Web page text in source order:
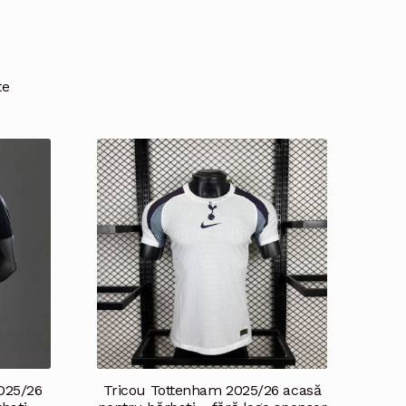
26
Tricou Tottenham 2025/26 acasă